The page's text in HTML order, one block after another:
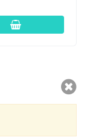
En el carro de